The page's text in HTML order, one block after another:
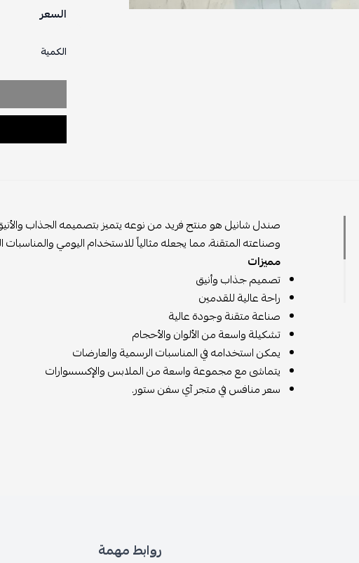
السعر
الكمية
صندل شانيل هو منتج فريد من نوعه يتميز بتصميمه الجذاب
وصناعته المتقنة، مما يجعله مثالياً للاستخدام اليومي والمناسبات
مميزات
تصميم جذاب وأنيق
راحة عالية للقدمين
صناعة متقنة وجودة عالية
تشكيلة واسعة من الألوان والأحجام
يمكن استخدامه في المناسبات الرسمية والعارضات
يتماشى مع مجموعة واسعة من الملابس والإكسسوارات
سعر منافس في متجر آي سفن ستور.
روابط مهمة